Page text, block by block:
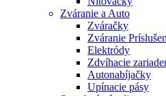
Zváranie a Auto
Zváračky
Zváranie
Elektródy
Zdvíhacie
Autonabíjačky
Upínacie pásy